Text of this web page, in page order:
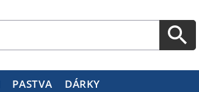
PASTVA DÁRKY